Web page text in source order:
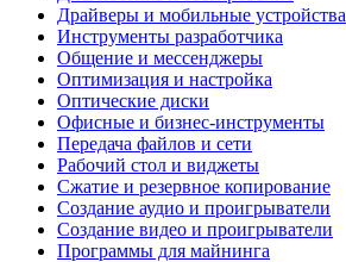
Драйверы и мобильные устройства
Инструменты разработчика
Общение и мессенджеры
Оптимизация и настройка
Оптические диски
Офисные и бизнес-инструменты
Передача файлов и сети
Рабочий стол и виджеты
Сжатие и резервное копирование
Создание аудио и проигрыватели
Создание видео и проигрыватели
Программы для майнинга